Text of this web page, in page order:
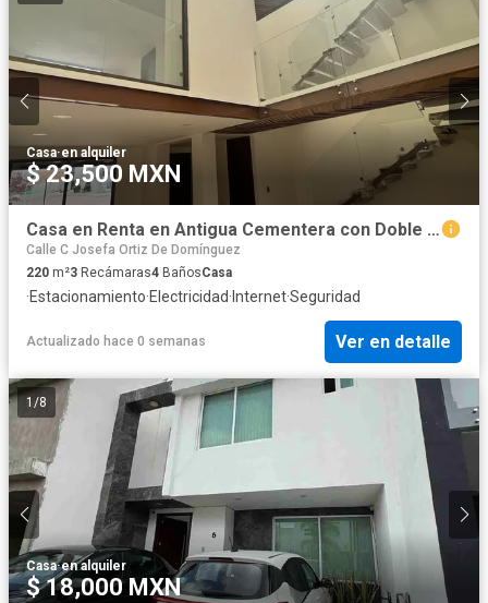
Casa·en alquiler
$ 23,500 MXN
Casa en Renta en Antigua Cementera con Doble Altura
Calle C Josefa Ortiz De Domínguez
220 m²3 Recámaras4 BañosCasa
·Estacionamiento·Electricidad· Internet·Seguridad
Actualizado hace 0 semanas Ver en detalle
1 /8
Casa·en alquiler
$ 18,000 MXN